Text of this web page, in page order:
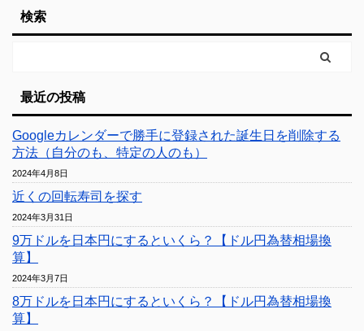
検索
最近の投稿
Googleカレンダーで勝手に登録された誕生日を削除する
方法（自分のも、特定の人のも）
2024年4月8日
近くの回転寿司を探す
2024年3月31日
9万ドルを日本円にするといくら？【ドル円為替相場換
算】
2024年3月7日
8万ドルを日本円にするといくら？【ドル円為替相場換
算】